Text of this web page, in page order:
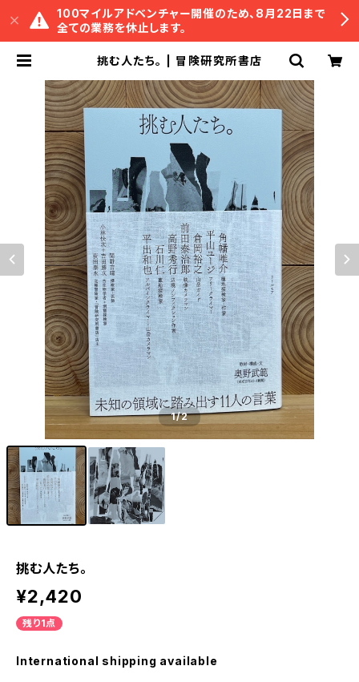
100マイルアドベンチャー開催のため、8月22日まで
全ての業務を休止します。
挑む人たち。 | 冒険研究所書店
1/2
挑む人たち。
¥2,420
残り1点
International shipping available